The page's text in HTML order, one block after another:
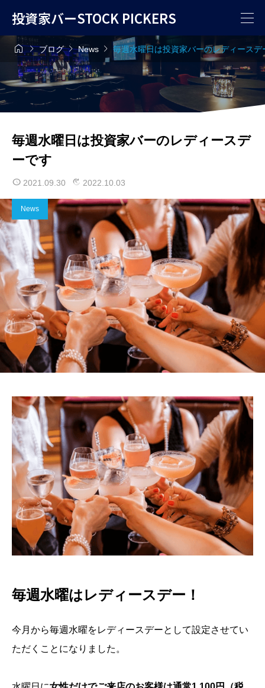
投資家バーSTOCK PICKERS
ブログNews  毎週水曜日は投資家バーのレディースデ
毎週水曜日は投資家バーのレディースデ
ーです
2021.09.30 2022.10.03
News
毎週水曜はレディースデー！
今月から毎週水曜をレディースデーとして設定させてい
ただくことになりました。